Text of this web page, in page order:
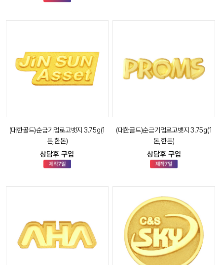
(대한골드)순금기업로고뱃지 3.75g(1
돈,한돈)
상담후 구입
(대한골드)순금기업로고뱃지 3.75g(1
돈,한돈)
상담후 구입